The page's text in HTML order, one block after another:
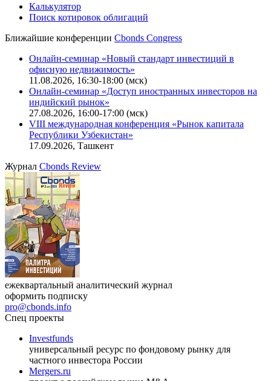
IT-аккредитация
Поиск котировок облигаций
Ближайшие конференцииCbonds Congress
Онлайн-семинар «Новый стандарт инвестиций в
офисную недвижимость»
11.08.2026, 16:30-18:00 (мск)
Онлайн-семинар «Доступ иностранных инвесторов на
индийский рынок»
VIII международная конференция «Рынок капитала
Республики Узбекистан»
17.09.2026, Ташкент
ЖурналCbonds Review
ежеквартальный аналитический журнал
оформить подписку
pro@cbonds.info
Спец проекты